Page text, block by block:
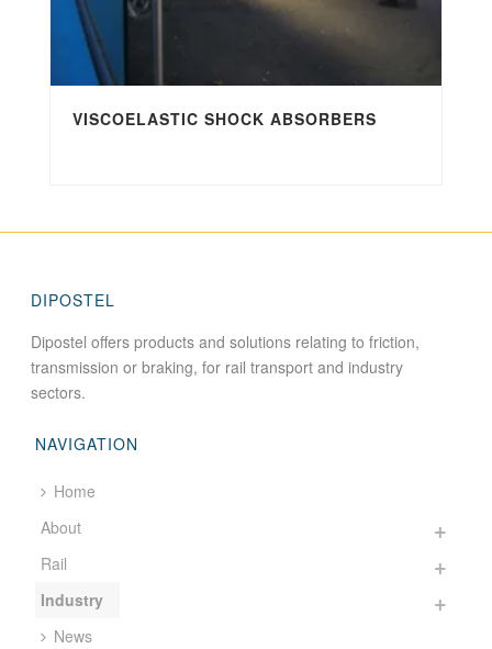
VISCOELASTIC SHOCK ABSORBERS
DIPOSTEL
Dipostel offers products and solutions relating to friction,
transmission or braking, for rail transport and industry
sectors.
NAVIGATION
Home
About
Rail
Industry
News